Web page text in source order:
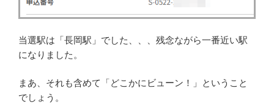
当選駅は「長岡駅」でした、、、残念ながら一番近い駅
になりました。
まあ、それも含めて「どこかにビューン！」ということ
でしょう。